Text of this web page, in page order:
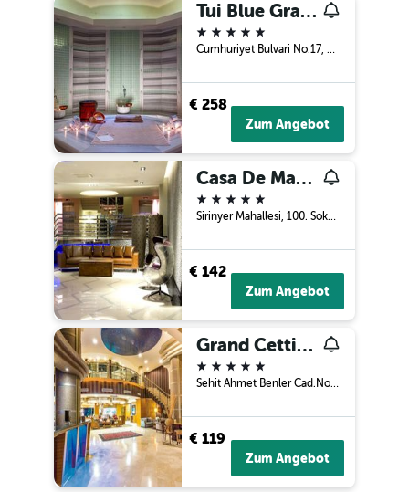
Tui Blue Grand Azur
5 Sterne
Cumhuriyet Bulvari No.17, Marmaris, Türkei
€ 258
Zum Angebot
Casa De Maris Spa & Resort Hotel
5 Sterne
Sirinyer Mahallesi, 100. Sokak No: 2, Siteler Mevkii, Armutalan, Marmaris, Mugla, Marmaris, Türkei
€ 142
Zum Angebot
Grand Cettia Hotel
5 Sterne
Sehit Ahmet Benler Cad.No:97, Marmaris, Türkei
€ 119
Zum Angebot